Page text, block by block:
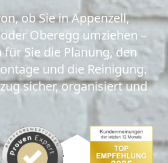
ob Sie in Appenzell,
Oberegg umziehen –
Sie die Planung, den
und die Reinigung.
sicher, organisiert und